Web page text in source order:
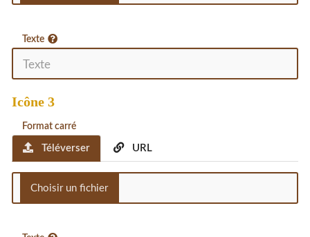
Texte
Icône 3
Format carré
Téléverser URL